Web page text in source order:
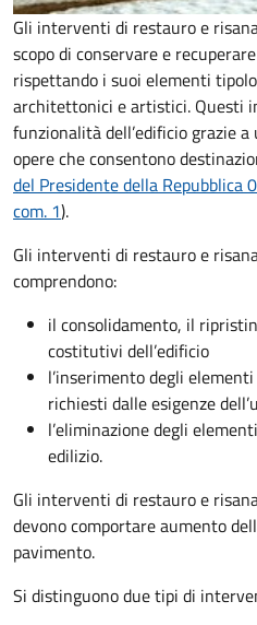
Gli interventi di restauro e
scopo di conservare e
rispettando i suoi elementi
architettonici e artistici. Questi
funzionalità dell’edificio grazie
opere che consentono
del Presidente della
com. 1).
Gli interventi di restauro e
comprendono:
il consolidamento, il
costitutivi dell’edificio
l’inserimento degli
richiesti dalle esigenze
l’eliminazione degli
edilizio.
Gli interventi di restauro e
devono comportare aumento
pavimento.
Si distinguono due tipi di